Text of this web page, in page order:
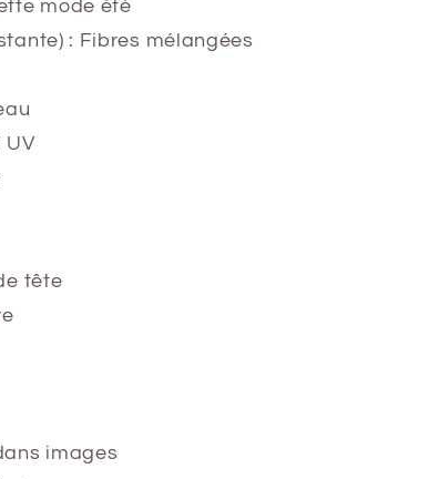
mode été
: Fibres mélangées
UV
tête
images